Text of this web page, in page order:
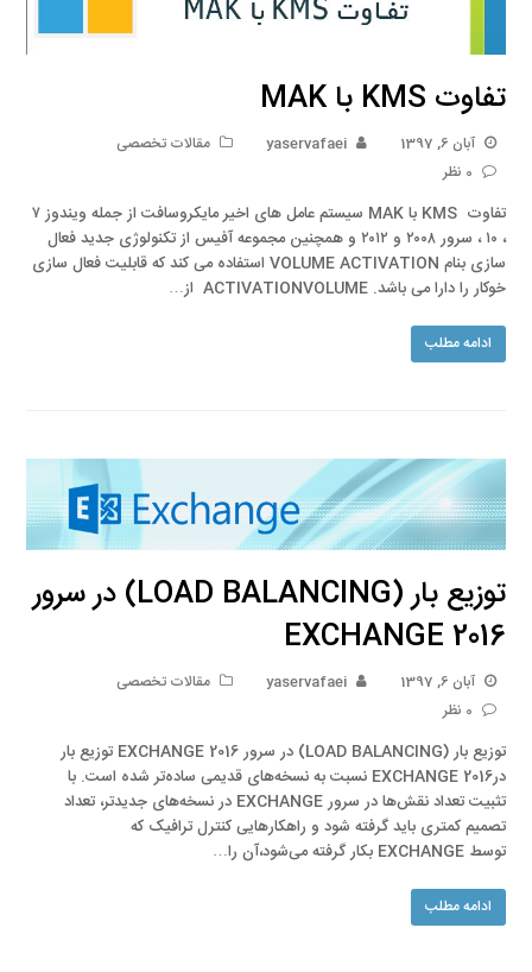
تفاوت KMS با MAK
آبان 6, 1397 yaservafaei
مقالات تخصصی
0 نظر
تفاوت KMS با MAK سیستم عامل های اخیر مایکروسافت از جمله ویندوز ۷
، ۱۰ ، سرور ۲۰۰۸ و ۲۰۱۲ و همچنین مجموعه آفیس از تکنولوژی جدید فعال
سازی بنام VOLUME ACTIVATION استفاده می کند که قابلیت فعال سازی
خوکار را دارا می باشد. ACTIVATIONVOLUME از…
ادامه مطلب
توزیع بار (LOAD BALANCING) در سرور
EXCHANGE 2016
آبان 6, 1397 yaservafaei
مقالات تخصصی
0 نظر
توزیع بار (LOAD BALANCING) در سرور EXCHANGE 2016 توزیع بار
درEXCHANGE 2016 نسبت به نسخه‌های قدیمی ساده‌تر شده است. با
تثبیت تعداد نقش‌ها در سرور EXCHANGE در نسخه‌های جدیدتر، تعداد
تصمیم کمتری باید گرفته شود و راهکارهایی کنترل ترافیک که
توسط EXCHANGE بکار گرفته می‌شود،آن را…
ادامه مطلب